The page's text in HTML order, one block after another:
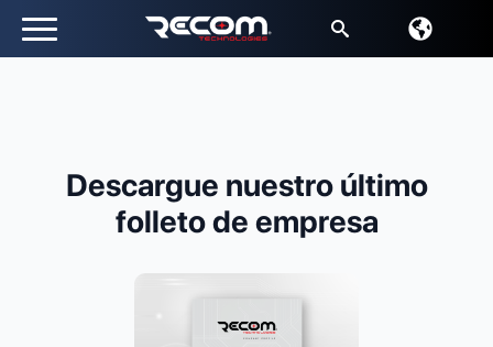
Descargue nuestro último
folleto de empresa